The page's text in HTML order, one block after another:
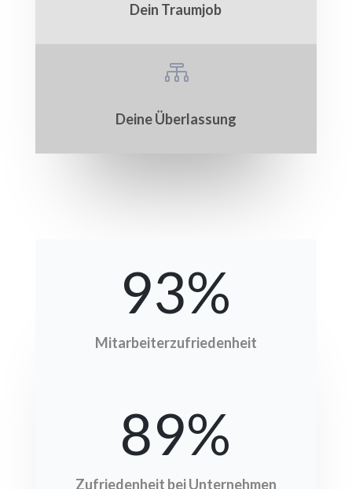
Dein Traumjob

Deine Überlassung
93%
Mitarbeiterzufriedenheit
89%
Zufriedenheit bei Unternehmen